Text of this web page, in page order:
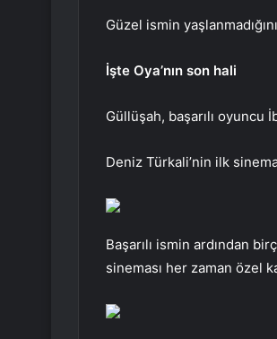
Güzel ismin
İşte Oya’nın son hali
Güllüşah, başarılı oyuncu
Deniz Türkali’nin ilk
Başarılı ismin ardından
sineması her zaman özel